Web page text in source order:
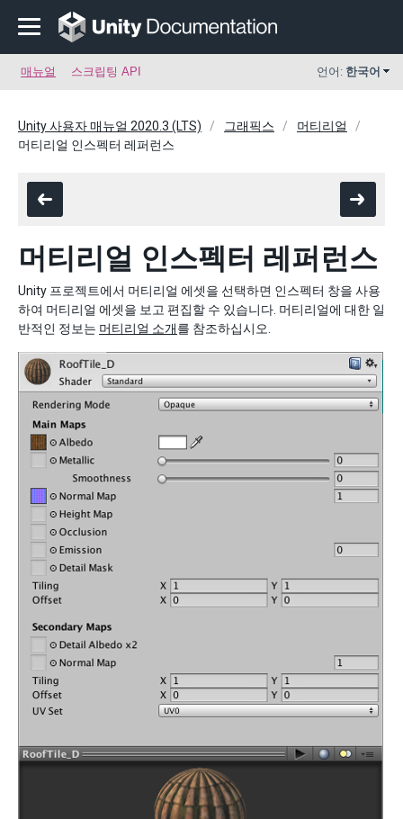
매뉴얼 스크립팅 API 언어: 한국어
Unity 사용자 매뉴얼 2020.3 (LTS) 그래픽스
머티리얼
머티리얼 인스펙터 레퍼런스
머티리얼 인스펙터 레퍼런스
Unity 프로젝트에서 머티리얼 에셋을 선택하면 인스펙터 창을 사용
하여 머티리얼 에셋을 보고 편집할 수 있습니다. 머티리얼에 대한 일
반적인 정보는 머티리얼 소개를 참조하십시오.